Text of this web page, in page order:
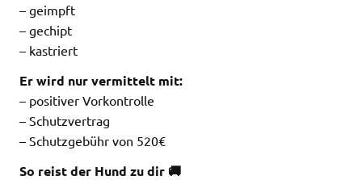
– geimpft
– gechipt
– kastriert
Er wird nur vermittelt mit:
– positiver Vorkontrolle
– Schutzvertrag
– Schutzgebühr von 520€
So reist der Hund zu dir 🚚